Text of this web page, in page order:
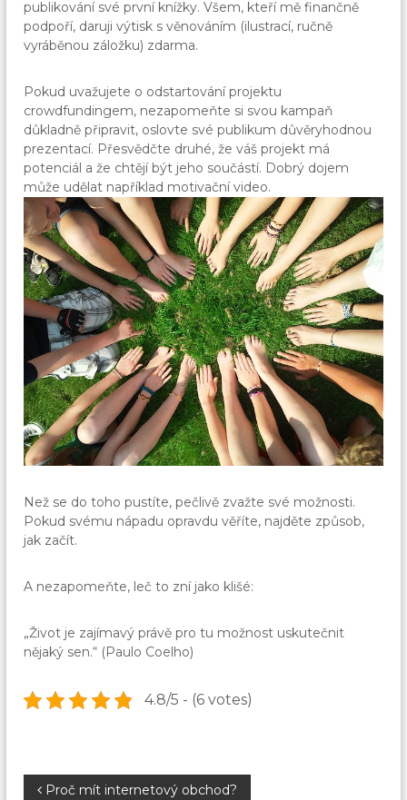
publikování své první knížky. Všem, kteří mě finančně
podpoří, daruji výtisk s věnováním (ilustrací, ručně
vyráběnou záložku) zdarma.
Pokud uvažujete o odstartování projektu
crowdfundingem, nezapomeňte si svou kampaň
důkladně připravit, oslovte své publikum důvěryhodnou
prezentací. Přesvědčte druhé, že váš projekt má
potenciál a že chtějí být jeho součástí. Dobrý dojem
může udělat například motivační video.
Než se do toho pustíte, pečlivě zvažte své možnosti.
Pokud svému nápadu opravdu věříte, najděte způsob,
jak začít.
A nezapomeňte, leč to zní jako klišé:
„Život je zajímavý právě pro tu možnost uskutečnit
nějaký sen.“ (Paulo Coelho)
4.8/5 - (6 votes)
Proč mít internetový obchod?